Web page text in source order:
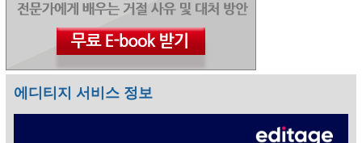
에디티지 서비스 정보